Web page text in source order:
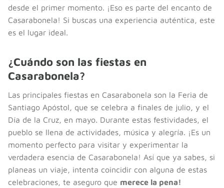
desde el primer momento. ¡Eso es parte del encanto de
Casarabonela! Si buscas una experiencia auténtica, este
es el lugar ideal.
¿Cuándo son las fiestas en
Casarabonela?
Las principales fiestas en Casarabonela son la Feria de
Santiago Apóstol, que se celebra a finales de julio, y el
Día de la Cruz, en mayo. Durante estas festividades, el
pueblo se llena de actividades, música y alegría. ¡Es un
momento perfecto para visitar y experimentar la
verdadera esencia de Casarabonela! Así que ya sabes, si
planeas un viaje, intenta coincidir con alguna de estas
celebraciones, te aseguro que merece la pena!